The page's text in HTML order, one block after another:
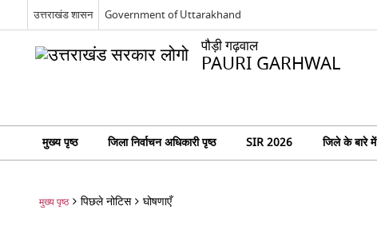
उत्तराखंड शासन Government of Uttarakhand
पौड़ी गढ़वाल
PAURI GARHWAL
मुख्य पृष्ठ जिला निर्वाचन अधिकारी पृष्ठ SIR 2026 जिले के बारे में
मुख्य पृष्ठ पिछले नोटिस घोषणाएँ